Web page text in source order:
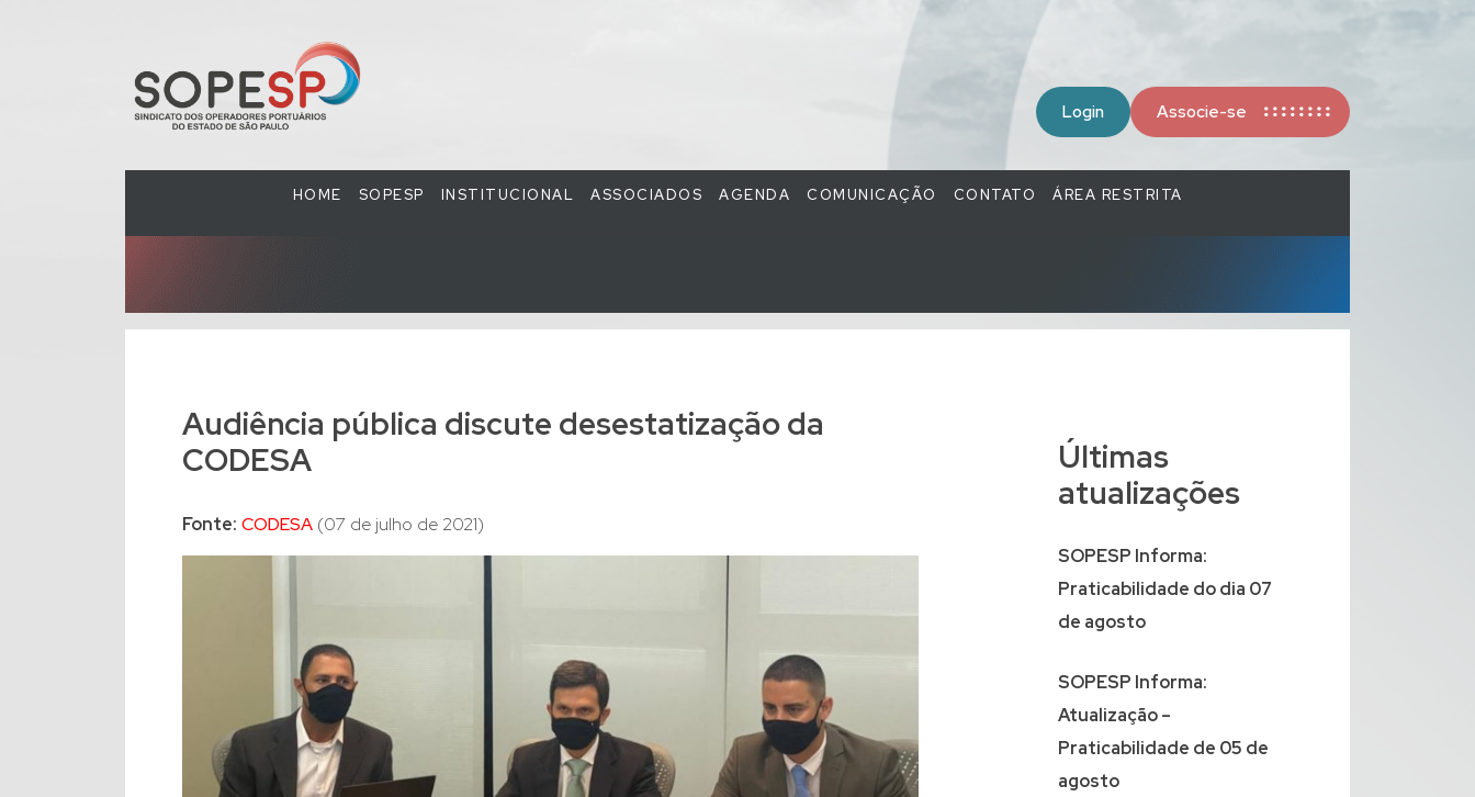
Login Associe-se
HOME SOPESP INSTITUCIONAL ASSOCIADOS AGENDA COMUNICAÇÃO CONTATO ÁREA RESTRITA
Audiência pública discute desestatização da
CODESA
Fonte: CODESA (07 de julho de 2021)
Últimas
atualizações
SOPESP Informa:
Praticabilidade do dia 07
de agosto
SOPESP Informa:
Atualização –
Praticabilidade de 05 de
agosto